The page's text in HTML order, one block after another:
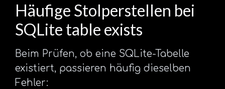
Häufige Stolperstellen bei
SQLite table exists
Beim Prüfen, ob eine SQLite-Tabelle
existiert, passieren häufig dieselben
Fehler: